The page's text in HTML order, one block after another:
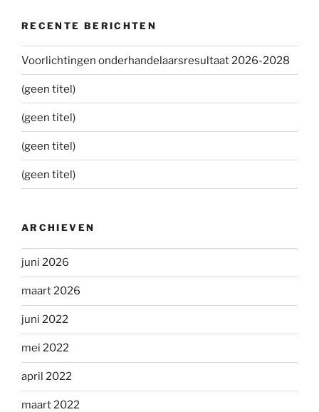
RECENTE BERICHTEN
Voorlichtingen onderhandelaarsresultaat 2026-2028
(geen titel)
(geen titel)
(geen titel)
(geen titel)
ARCHIEVEN
juni 2026
maart 2026
juni 2022
mei 2022
april 2022
maart 2022